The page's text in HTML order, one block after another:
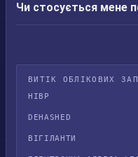
Чи стосується мене
ВИТІК ОБЛІКОВИХ
HIBP
DEHASHED
ВІГІЛАНТИ